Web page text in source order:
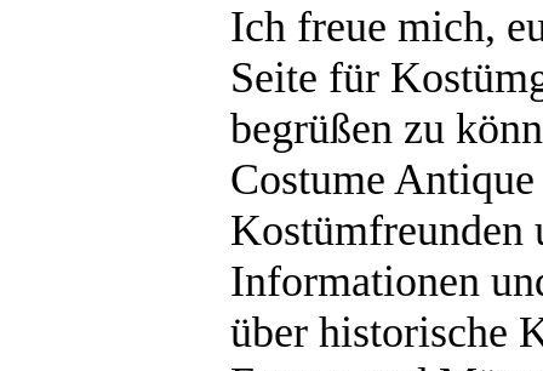
Ich freue mich,
Seite für
begrüßen zu
Costume
Kostümfreunden
Informationen
über historische